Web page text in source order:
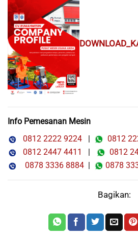
Info Pemesanan Mesin
0812 2222 9224
0812
0812 2447 4411
0812
0878 3336 8884
0878
Bagikan: